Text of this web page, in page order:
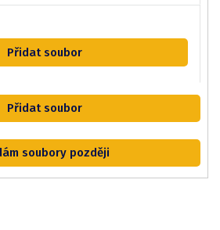
Přidat soubor
Přidat soubor
soubory později